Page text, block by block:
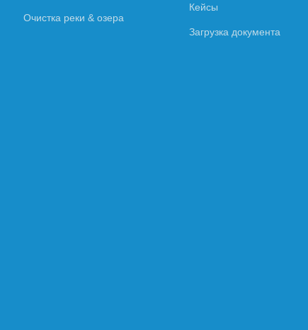
Очистка реки & озера
Кейсы
Загрузка документа